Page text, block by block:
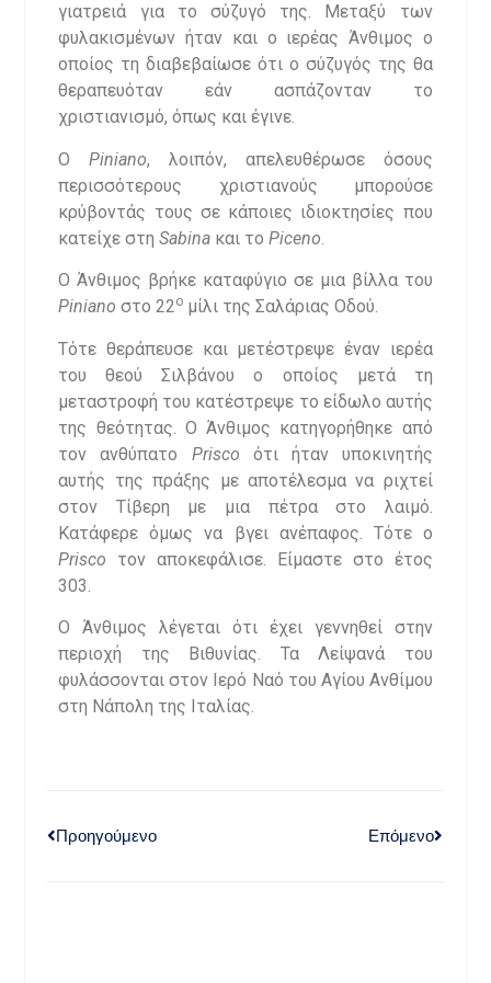
γιατρειά για το σύζυγό της. Μεταξύ των
φυλακισμένων ήταν και ο ιερέας Άνθιμος ο
οποίος τη διαβεβαίωσε ότι ο σύζυγός της θα
θεραπευόταν εάν ασπάζονταν το
χριστιανισμό, όπως και έγινε.
ΟPiniano, λοιπόν, απελευθέρωσε όσους
περισσότερους χριστιανούς μπορούσε
κρύβοντάς τους σε κάποιες ιδιοκτησίες που
κατείχε στηSabina και τοPiceno
O Άνθιμος βρήκε καταφύγιο σε μια βίλλα του
Piniano στο 22ο μίλι της Σαλάριας Οδού.
Τότε θεράπευσε και μετέστρεψε έναν ιερέα
του θεού Σιλβάνου ο οποίος μετά τη
μεταστροφή του κατέστρεψε το είδωλο αυτής
της θεότητας. Ο Άνθιμος κατηγορήθηκε από
τον ανθύπατο Prisco ότι ήταν υποκινητής
αυτής της πράξης με αποτέλεσμα να ριχτεί
στον Τίβερη με μια πέτρα στο λαιμό.
Κατάφερε όμως να βγει ανέπαφος. Τότε ο
Prisco τον αποκεφάλισε. Είμαστε στο έτος
303.
Ο Άνθιμος λέγεται ότι έχει γεννηθεί στην
περιοχή της Βιθυνίας. Τα Λείψανά του
φυλάσσονται στον Ιερό Ναό του Αγίου Ανθίμου
στη Νάπολη της Ιταλίας.
Προηγούμενο Επόμενο